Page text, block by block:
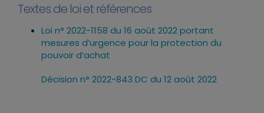
Textes de loi et références
Loi n° 2022-1158 du 16 août 2022 portant
mesures d’urgence pour la protection du
pouvoir d’achat
Décision n° 2022-843 DC du 12 août 2022